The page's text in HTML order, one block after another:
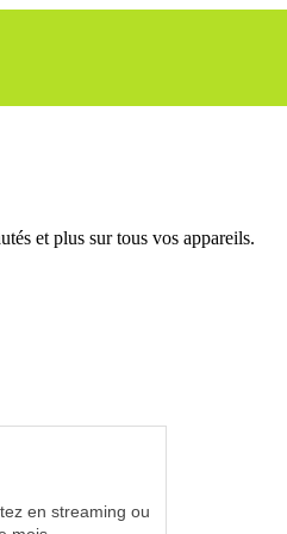
et plus sur tous vos appareils.
en streaming ou